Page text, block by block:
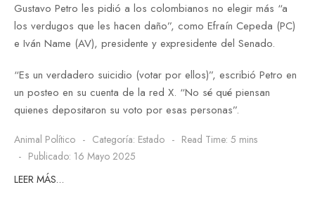
Gustavo Petro les pidió a los colombianos no elegir más “a
los verdugos que les hacen daño”, como Efraín Cepeda (PC)
e Iván Name (AV), presidente y expresidente del Senado.
“Es un verdadero suicidio (votar por ellos)”, escribió Petro en
un posteo en su cuenta de la red X. “No sé qué piensan
quienes depositaron su voto por esas personas”.
Animal Político Categoría: Estado
Read Time: 5 mins
Publicado: 16 Mayo 2025
LEER MÁS…